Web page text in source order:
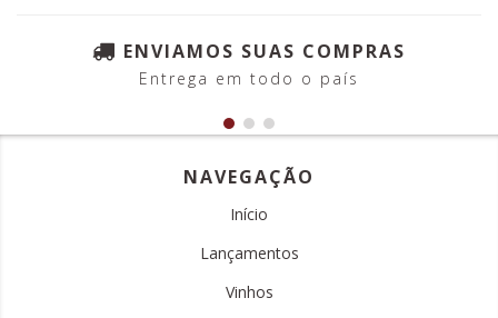
ENVIAMOS SUAS COMPRAS
Entrega em todo o país
NAVEGAÇÃO
Início
Lançamentos
Vinhos